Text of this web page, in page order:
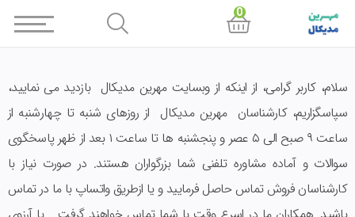
سلام، کاربر گرامی، از اینکه از وبسایت مهرین مدیکال بازدید می نمایید،
سپاسگزاریم، کارشناسان مهرین مدیکال از روزهای شنبه تا چهارشنبه از
ساعت ۹ صبح الی ۵ عصر و پنجشنبه ها تا ساعت ۱ بعد از ظهر پاسخگوی
سوالات و آماده مشاوره تلفنی شما بزرگواران هستند. در صورت نیاز با
کارشناسان فروش تماس حاصل فرمایید و یا ازطریق واتساپ با ما در تماس
0